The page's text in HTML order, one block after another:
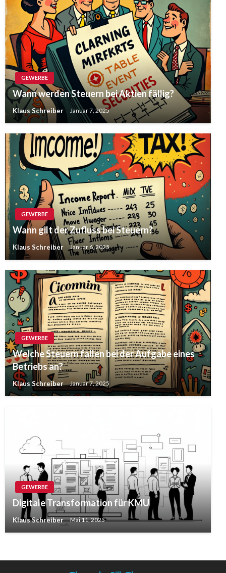
GEWERBE
Wann werden Steuern bei Aktien fällig?
Klaus Schreiber Januar 7, 2025
GEWERBE
Wann gilt der Zufluss bei Steuern?
Klaus Schreiber Januar 6, 2025
GEWERBE
Welche Steuern fallen bei der Aufgabe eines
Betriebs an?
Klaus Schreiber Januar 7, 2025
GEWERBE
Digitale Transformation für KMU
Klaus Schreiber Mai 11, 2025